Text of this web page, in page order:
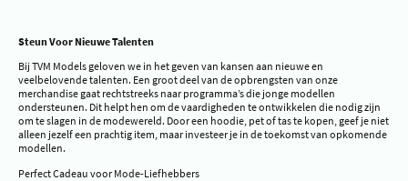
Steun Voor Nieuwe Talenten
Bij TVM Models geloven we in het geven van kansen aan nieuwe en
veelbelovende talenten. Een groot deel van de opbrengsten van onze
merchandise gaat rechtstreeks naar programma’s die jonge modellen
ondersteunen. Dit helpt hen om de vaardigheden te ontwikkelen die nodig zijn
om te slagen in de modewereld. Door een hoodie, pet of tas te kopen, geef je niet
alleen jezelf een prachtig item, maar investeer je in de toekomst van opkomende
modellen.
Perfect Cadeau voor Mode-Liefhebbers